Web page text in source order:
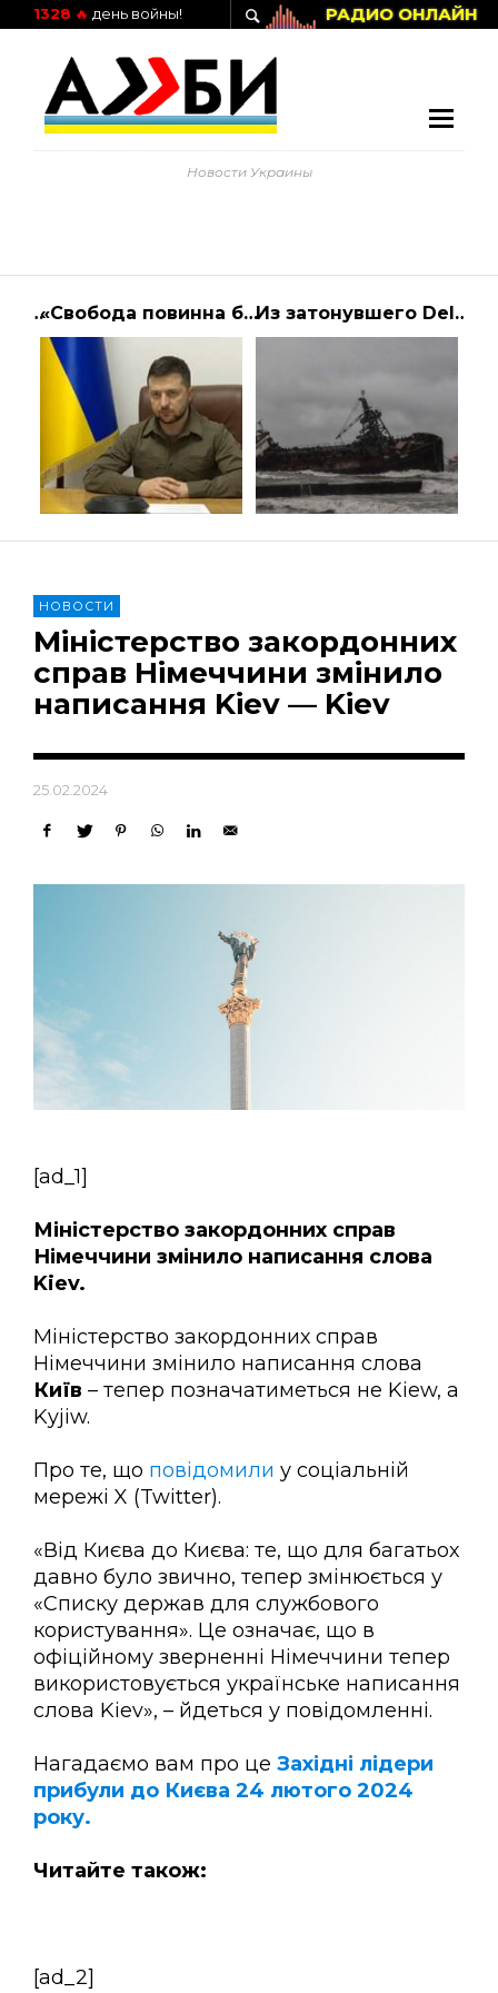
РАДИО ОНЛАЙН
1328 🔥 день войны!
Новости Украины
Как правильно выбрать нержавеющий лист «Свобода повинна бути озброєною. Життя має перемогти смерть». Звернення Володими… | Президент Украины Из затонувшего Delfi снова вылилось топливо, огромное пятно пошло в сторону берега | Алиби
НОВОСТИ
Міністерство закордонних
справ Німеччини змінило
написання Kiev — Kiev
25.02.2024
[ad_1]
Міністерство закордонних справ
Німеччини змінило написання слова
Kiev.
Міністерство закордонних справ
Німеччини змінило написання слова
Київ – тепер позначатиметься не Kiew, а
Kyjiw.
Про те, що повідомили у соціальній
мережі X (Twitter).
«Від Києва до Києва: те, що для багатьох
давно було звично, тепер змінюється у
«Списку держав для службового
користування». Це означає, що в
офіційному зверненні Німеччини тепер
використовується українське написання
слова Kiev», – йдеться у повідомленні.
Нагадаємо вам про це Західні лідери
прибули до Києва 24 лютого 2024
року.
Читайте також:
[ad_2]